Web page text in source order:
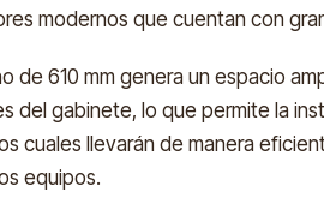
modernos que cuentan con
de 610 mm genera un espacio
del gabinete, lo que permite la
cuales llevarán de manera
equipos.